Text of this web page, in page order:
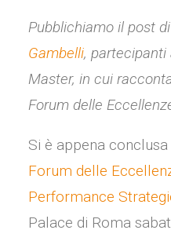
Pubblichiamo il post
Gambelli, partecipanti
Master, in cui
Forum delle
Si è appena
Forum delle
Performance
Palace di Roma